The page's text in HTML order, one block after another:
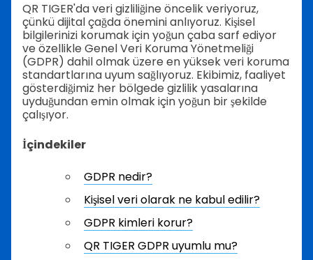
QR TIGER'da veri gizliliğine öncelik veriyoruz,
çünkü dijital çağda önemini anlıyoruz. Kişisel
bilgilerinizi korumak için yoğun çaba sarf ediyor
ve özellikle Genel Veri Koruma Yönetmeliği
(GDPR) dahil olmak üzere en yüksek veri koruma
standartlarına uyum sağlıyoruz. Ekibimiz, faaliyet
gösterdiğimiz her bölgede gizlilik yasalarına
uyduğundan emin olmak için yoğun bir şekilde
çalışıyor.
İçindekiler
GDPR nedir?
Kişisel veri olarak ne kabul edilir?
GDPR kimleri korur?
QR TIGER GDPR uyumlu mu?